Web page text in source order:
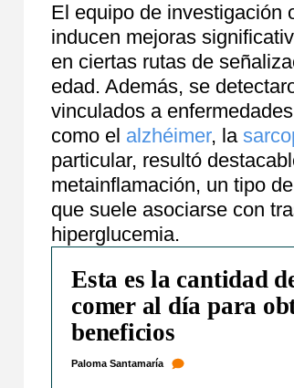
El equipo de investigación
inducen mejoras
en ciertas rutas de
edad. Además, se
vinculados a
como el alzhéimer, la
particular, resultó
metainflamación, un tipo
que suele asociarse con
hiperglucemia.
Esta es la cantidad
comer al día para
beneficios
Paloma Santamaría